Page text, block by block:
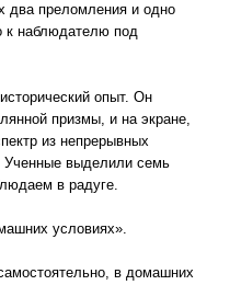
два преломления и одно
к наблюдателю под
опыт. Он
призмы, и на экране,
из непрерывных
Ученные выделили семь
в радуге.
условиях».
в домашних